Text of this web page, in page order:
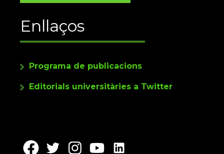
Enllaços
Programa de publicacions
Editorials universitàries a Twitter